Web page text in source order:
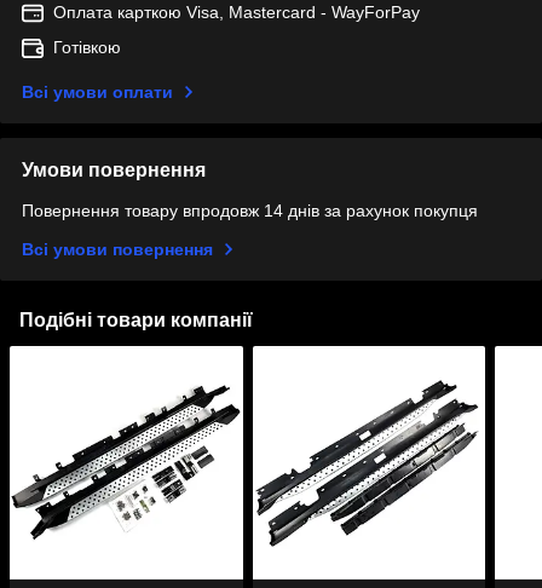
Оплата карткою Visa, Mastercard - WayForPay
Готівкою
Всі умови оплати
Умови повернення
Повернення товару впродовж 14 днів за рахунок покупця
Всі умови повернення
Подібні товари компанії